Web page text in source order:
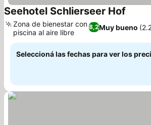
Seehotel Schlierseer Hof
8,2Muy bueno
Zona de bienestar con
piscina al aire libre
Seleccioná las fechas para ver los